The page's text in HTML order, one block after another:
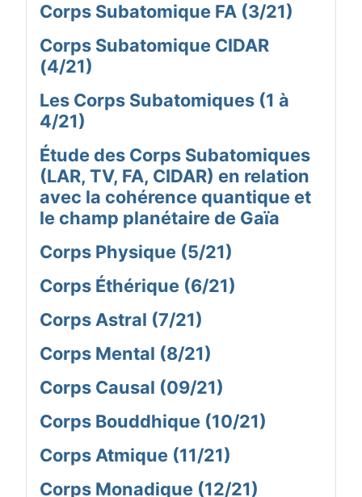
Corps Subatomique FA (3/21)
Corps Subatomique CIDAR
(4/21)
Les Corps Subatomiques (1 à
4/21)
Étude des Corps Subatomiques
(LAR, TV, FA, CIDAR) en relation
avec la cohérence quantique et
le champ planétaire de Gaïa
Corps Physique (5/21)
Corps Éthérique (6/21)
Corps Astral (7/21)
Corps Mental (8/21)
Corps Causal (09/21)
Corps Bouddhique (10/21)
Corps Atmique (11/21)
Corps Monadique (12/21)